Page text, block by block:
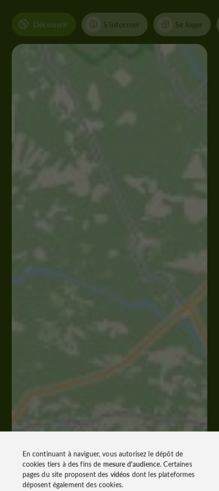
Découvrir S'informer Se loger
En continuant à naviguer, vous autorisez le dépôt de
cookies tiers à des fins de mesure d'audience. Certaines
pages du site proposent des vidéos dont les plateformes
déposent également des cookies.